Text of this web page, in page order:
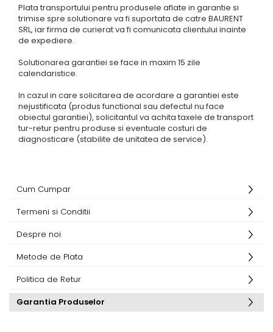
Electrice
Hidraulice
Mecanice
Cilindri, burdufe
Bolturi, role si bucse
ZEPRO
Electrice
Mecanice
hidraulice
Cilindru hidraulic si burduf
ANTEO
Mecanice
Bolturi, role si bucse
Cilindri si burdufe
Plata transportului pentru produsele aflate in garantie si
trimise spre solutionare va fi suportata de catre BAURENT
SRL, iar firma de curierat va fi comunicata clientului inainte
de expediere.
Solutionarea garantiei se face in maxim 15 zile
calendaristice.
In cazul in care solicitarea de acordare a garantiei este
nejustificata (produs functional sau defectul nu face
obiectul garantiei), solicitantul va achita taxele de transport
tur-retur pentru produse si eventuale costuri de
diagnosticare (stabilite de unitatea de service).
Cum Cumpar
Termeni si Conditii
Despre noi
Metode de Plata
Politica de Retur
Garantia Produselor